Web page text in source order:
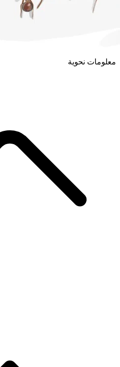
معلومات نحوية